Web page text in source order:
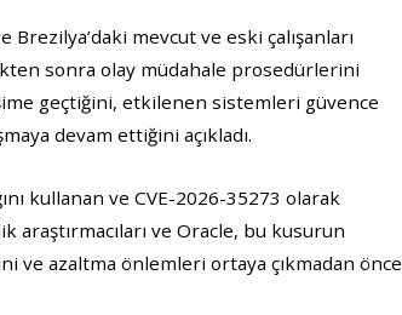
mevcut ve eski çalışanları
sonra olay müdahale prosedürlerini
geçtiğini, etkilenen sistemleri güvence
devam ettiğini açıkladı.
kullanan ve CVE-2026-35273 olarak
araştırmacıları ve Oracle, bu kusurun
ve azaltma önlemleri ortaya çıkmadan önce